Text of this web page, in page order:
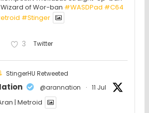
of Wor-ban #WASDPad #C64
#Stinger
3 Twitter
StingerHU Retweeted
@arannation · 11 Jul
| Metroid